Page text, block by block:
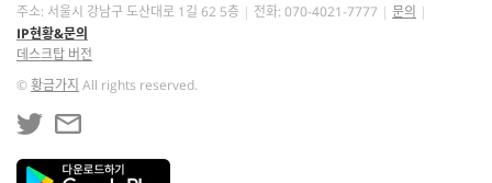
주소: 서울시 강남구 도산대로 1길 62 5층
전화: 070-4021-7777
문의
IP현황&문의
데스크탑 버전
©황금가지 All rights reserved.